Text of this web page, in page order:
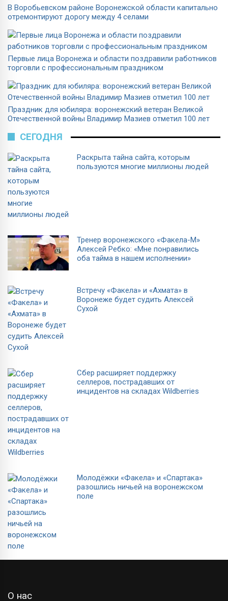
В Воробьевском районе Воронежской области капитально
отремонтируют дорогу между 4 селами
Первые лица Воронежа и области поздравили работников
торговли с профессиональным праздником
Праздник для юбиляра: воронежский ветеран Великой
Отечественной войны Владимир Мазиев отметил 100 лет
СЕГОДНЯ
Раскрыта тайна сайта, которым
пользуются многие миллионы людей
Тренер воронежского «Факела-М»
Алексей Ребко: «Мне понравились
оба тайма в нашем исполнении»
Встречу «Факела» и «Ахмата» в
Воронеже будет судить Алексей
Сухой
Сбер расширяет поддержку
селлеров, пострадавших от
инцидентов на складах Wildberries
Молодёжки «Факела» и «Спартака»
разошлись ничьей на воронежском
поле
О нас